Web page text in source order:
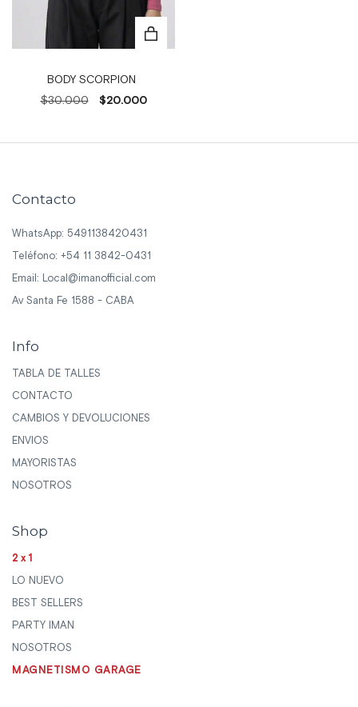
BODY SCORPION
$30.000
$20.000
Contacto
WhatsApp: 5491138420431
Teléfono: +54 11 3842-0431
Email: Local@imanofficial.com
Av Santa Fe 1588 - CABA
Info
TABLA DE TALLES
CONTACTO
CAMBIOS Y DEVOLUCIONES
ENVIOS
MAYORISTAS
NOSOTROS
Shop
2x1
LO NUEVO
BEST SELLERS
PARTY IMAN
NOSOTROS
MAGNETISMO GARAGE